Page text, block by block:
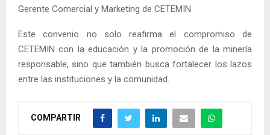
Gerente Comercial y Marketing de CETEMIN.
Este convenio no solo reafirma el compromiso de
CETEMIN con la educación y la promoción de la minería
responsable, sino que también busca fortalecer los lazos
entre las instituciones y la comunidad.
COMPARTIR